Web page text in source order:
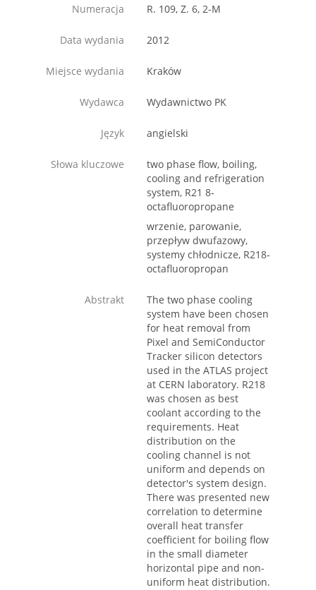
Numeracja R. 109, Z. 6, 2-M
Data wydania 2012
Miejsce wydania Kraków
Wydawca Wydawnictwo PK
Język angielski
Słowa kluczowe
two phase flow, boiling,
cooling and refrigeration
system, R21 8-
octafluoropro­pane
wrzenie, parowanie,
przepływ dwufazowy,
systemy chłodnicze, R218-
octa­fluoropropan
Abstrakt
The two phase cooling
system have been chosen
for heat removal from
Pixel and SemiCon­ductor
Tracker silicon detectors
used in the ATLAS project
at CERN laboratory. R218
was chosen as best
coolant according to the
requirements. Heat
distribution on the
cooling channel is not
uniform and depends on
detector's system design.
There was presented new
correlation to determine
overall heat transfer
coefficient for boiling flow
in the small diameter
horizontal pipe and non-
uniform heat distribution.